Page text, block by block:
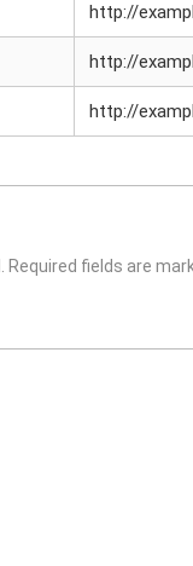
http://
http://
http://
Required fields are